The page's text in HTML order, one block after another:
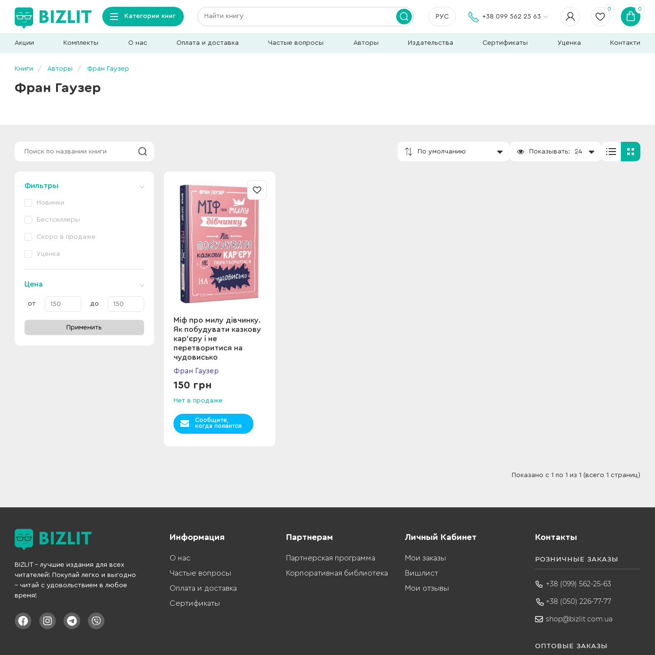
Категории книг РУС +38 099 562 25 63
0 0
Акции Комплекты О нас Оплата и доставка Частые вопросы Авторы Издательства Сертификаты Уценка Контакти
Книги Авторы Фран Гаузер
Фран Гаузер
По умолчанию Показывать: 24
Фильтры
Новинки
Бестселлеры
Скоро в продаже
Уценка
Цена
от до
Применить
Міф про милу дівчинку.
Як побудувати казкову
кар'єру і не
перетворитися на
чудовисько
Фран Гаузер
150 грн
Нет в продаже
Сообщите,
когда появится
Показано с 1 по 1 из 1 (всего 1 страниц)
BIZLIT – лучшие издания для всех
читателей! Покупай легко и выгодно
– читай с удовольствием в любое
время!
Информация
О нас
Частые вопросы
Оплата и доставка
Сертификаты
Партнерам
Партнерская программа
Корпоративная библиотека
Личный Кабинет
Мои заказы
Вишлист
Мои отзывы
Контакты
РОЗНИЧНЫЕ ЗАКАЗЫ
+38 (099) 562-25-63
+38 (050) 226-77-77
shop@bizlit.com.ua
ОПТОВЫЕ ЗАКАЗЫ